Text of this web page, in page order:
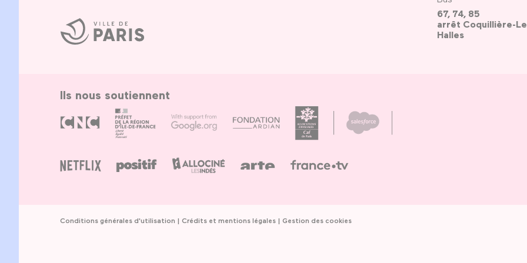
Ville
de
Paris
67, 74, 85
arrêt Coquillière-
Halles
Ils nous soutiennent
Conditions générales d'utilisation Crédits et mentions légales Gestion des cookies